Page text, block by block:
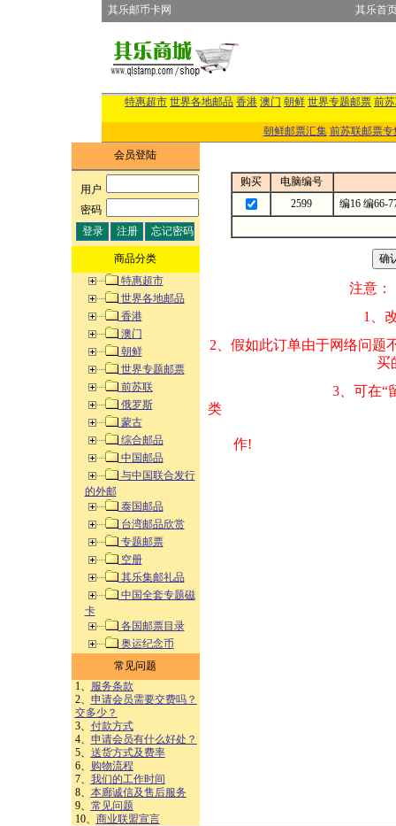
其乐邮币卡网 其乐首
特惠超市 世界各地邮品 香港 澳门 朝鲜 世界专题邮票 前
朝鲜邮票汇集 前苏联邮票专
会员登陆
用户:
密码:
商品分类
特惠超市
世界各地邮品
香港
澳门
朝鲜
世界专题邮票
前苏联
俄罗斯
蒙古
综合邮品
中国邮品
与中国联合发行
的外邮
泰国邮品
台湾邮品欣赏
专题邮票
空册
其乐集邮礼品
中国全套专题磁
卡
各国邮票目录
奥运纪念币
常见问题
1、
服务条款
2、 申请会员需要交费吗？
交多少？
3、 付款方式
4、 申请会员有什么好处？
5、 送货方式及费率
6、
购物流程
7、 我们的工作时间
8、 本廊诚信及售后服务
9、 常见问题
10、 商业联盟宣言
购买
电脑编号
2599
编16 编66-
注意：
1、改变商品数量
2、假如此订单由
买的邮品的“
3、可在“
类 方式告之
作!